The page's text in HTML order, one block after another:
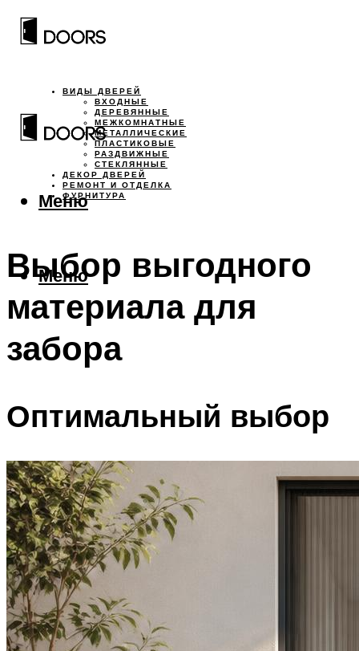
ВИДЫ ДВЕРЕЙ
ВХОДНЫЕ
ДЕРЕВЯННЫЕ
МЕЖКОМНАТНЫЕ
МЕТАЛЛИЧЕСКИЕ
ПЛАСТИКОВЫЕ
РАЗДВИЖНЫЕ
СТЕКЛЯННЫЕ
ДЕКОР ДВЕРЕЙ
РЕМОНТ И ОТДЕЛКА
ФУРНИТУРА
Меню
Меню
Выбор выгодного
материала для
забора
Оптимальный выбор